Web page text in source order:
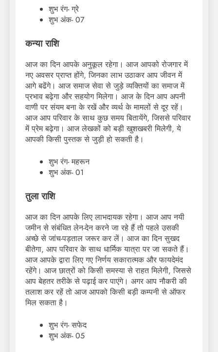
शुभ रंग- ग्रे
शुभ अंक- 07
कन्या राशि
आज का दिन आपके अनुकूल रहेगा। आज आपको रोजगार में
नए अवसर प्राप्त होंगे, जिनका लाभ उठाकर आप जीवन में
आगे बढेंगे। आज समाज सेवा से जुड़े व्यक्तियों का समाज में
प्रभाव बढ़ेगा और सहयोग मिलेगा। आज के दिन आप अपनी
वाणी पर संयम बना के रखें और व्यर्थ के मामलों से दूर रहें।
आज आप परिवार के साथ कुछ समय बितायेंगे, जिससे परिवार
में प्रेम बढ़ेगा। आज लेखकों को बड़ी खुशखबरी मिलेगी, ये
आपकी किसी पुस्तक से जुड़ी हो सकती है।
शुभ रंग- महरून
शुभ अंक- 01
तुला राशि
आज का दिन आपके लिए लाभदायक रहेगा। आज आप नयी
जमीन से संबंधित लेन-देन करने जा रहे हैं तो पहले उसकी
अच्छे से जांच-पड़ताल जरूर कर लें। आज का दिन सुखद
बीतेगा, आप परिवार के साथ धार्मिक यात्रा पर जा सकते हैं।
आज आपके द्वारा लिए गए निर्णय सकारात्मक और फायदेमंद
रहेंगे। आज छात्रों को किसी समस्या से राहत मिलेगी, जिससे
आप बेहतर तरीके से पढ़ाई कर पाएंगे। अगर आप नौकरी की
तलाश कर रहें तो आज आपको किसी बड़ी कम्पनी से ऑफर
मिल सकता है।
शुभ रंग- सफेद
शुभ अंक- 05